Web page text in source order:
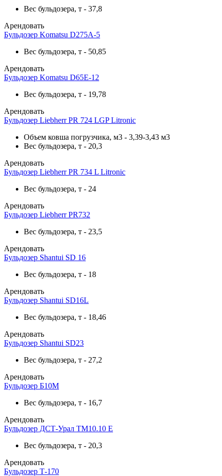
Вес бульдозера, т - 37,8
Арендовать
Бульдозер Komatsu D275A-5
Вес бульдозера, т - 50,85
Арендовать
Бульдозер Komatsu D65E-12
Вес бульдозера, т - 19,78
Арендовать
Бульдозер Liebherr PR 724 LGP Litronic
Объем ковша погрузчика, м3 - 3,39-3,43 м3
Вес бульдозера, т - 20,3
Арендовать
Бульдозер Liebherr PR 734 L Litronic
Вес бульдозера, т - 24
Арендовать
Бульдозер Liebherr PR732
Вес бульдозера, т - 23,5
Арендовать
Бульдозер Shantui SD 16
Вес бульдозера, т - 18
Арендовать
Бульдозер Shantui SD16L
Вес бульдозера, т - 18,46
Арендовать
Бульдозер Shantui SD23
Вес бульдозера, т - 27,2
Арендовать
Бульдозер Б10М
Вес бульдозера, т - 16,7
Арендовать
Бульдозер ДСТ-Урал ТМ10.10 Е
Вес бульдозера, т - 20,3
Арендовать
Бульдозер Т-170